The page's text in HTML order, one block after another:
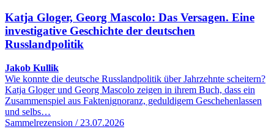
Katja Gloger, Georg Mascolo: Das Versagen. Eine
investigative Geschichte der deutschen
Russlandpolitik
Jakob Kullik
Wie konnte die deutsche Russlandpolitik über Jahrzehnte scheitern?
Katja Gloger und Georg Mascolo zeigen in ihrem Buch, dass ein
Zusammenspiel aus Faktenignoranz, geduldigem Geschehenlassen
und selbs…
Sammelrezension / 23.07.2026